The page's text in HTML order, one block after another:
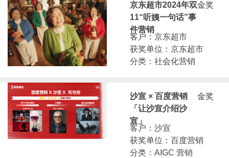
金奖
京东超市2024年双
11“听姨一句话”事
件营销
客户：京东超市
获奖单位：京东超市
分类：社会化营销
金奖
沙宣 × 百度营销
「让沙宣介绍沙
宣」
客户：沙宣
获奖单位：百度营销
分类：AIGC 营销